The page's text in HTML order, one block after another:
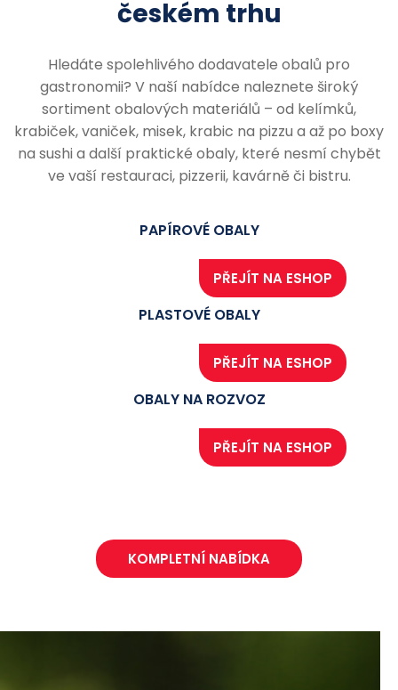
českém trhu
Hledáte spolehlivého dodavatele obalů pro
gastronomii? V naší nabídce naleznete široký
sortiment obalových materiálů – od kelímků,
krabiček, vaniček, misek, krabic na pizzu a až po boxy
na sushi a další praktické obaly, které nesmí chybět
ve vaší restauraci, pizzerii, kavárně či bistru.
PAPÍROVÉ OBALY
PLASTOVÉ OBALY
OBALY NA ROZVOZ
KOMPLETNÍ NABÍDKA